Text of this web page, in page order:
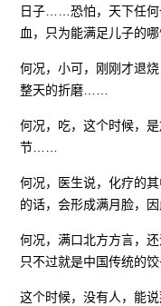
日子……恐怕，天下任何
血，只为能满足儿子的
何况，小可，刚刚才退
整天的折磨……
何况，吃，这个时候，
节……
何况，医生说，化疗的
的话，会形成满月脸，
何况，满口北方方言，
只不过就是中国传统的
这个时候，没有人，能